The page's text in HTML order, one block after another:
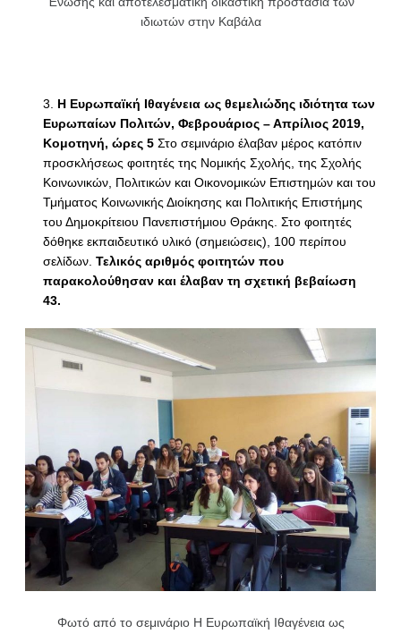
ιδιωτών στην Καβάλα
Η Ευρωπαϊκή Ιθαγένεια ως θεμελιώδης ιδιότητα των
Ευρωπαίων Πολιτών, Φεβρουάριος – Απρίλιος 2019,
Κομοτηνή, ώρες 5 Στο σεμινάριο έλαβαν μέρος κατόπιν
προσκλήσεως φοιτητές της Νομικής Σχολής, της Σχολής
Κοινωνικών, Πολιτικών και Οικονομικών Επιστημών και του
Τμήματος Κοινωνικής Διοίκησης και Πολιτικής Επιστήμης
του Δημοκρίτειου Πανεπιστήμιου Θράκης. Στο φοιτητές
δόθηκε εκπαιδευτικό υλικό (σημειώσεις), 100 περίπου
σελίδων. Τελικός αριθμός φοιτητών που
παρακολούθησαν και έλαβαν τη σχετική βεβαίωση
43.
Φωτό από το σεμινάριο Η Ευρωπαϊκή Ιθαγένεια ως